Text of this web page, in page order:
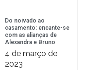
Do noivado ao
casamento: encante-se
com as alianças de
Alexandra e Bruno
4 de março de
2023